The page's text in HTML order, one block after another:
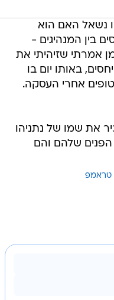
נשאל האם הוא
בין המנהיגים -
אמרתי שזיהיתי את
באותו יום בו
אחרי העסקה.
את שמו של נתניהו
שלהם והם
טראמפ